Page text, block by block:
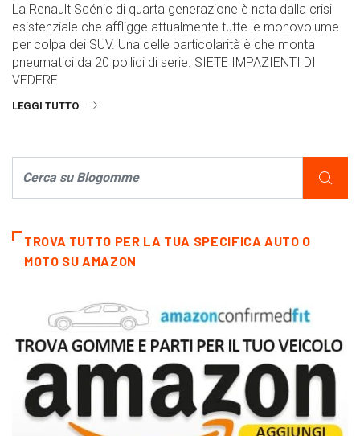
La Renault Scénic di quarta generazione è nata dalla crisi
esistenziale che affligge attualmente tutte le monovolume
per colpa dei SUV. Una delle particolarità è che monta
pneumatici da 20 pollici di serie. SIETE IMPAZIENTI DI
VEDERE
LEGGI TUTTO
TROVA TUTTO PER LA TUA SPECIFICA AUTO O
MOTO SU AMAZON